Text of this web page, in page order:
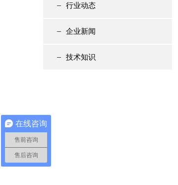
行业动态
企业新闻
技术知识
在线咨询
售前咨询
售后咨询